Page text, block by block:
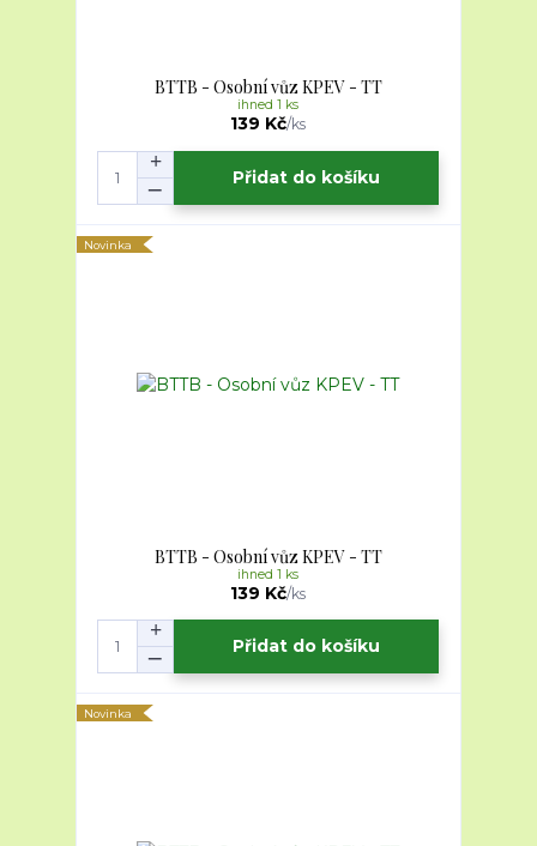
BTTB - Osobní vůz KPEV - TT
139 Kč/ks
ihned 1 ks
Přidat do košíku
Novinka
BTTB - Osobní vůz KPEV - TT
139 Kč/ks
ihned 1 ks
Přidat do košíku
Novinka